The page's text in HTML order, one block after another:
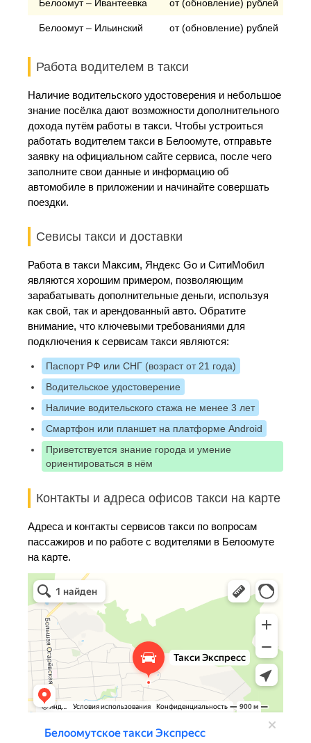
Белоомут – Ивантеевка от (обновление) рублей
Белоомут – Ильинский от (обновление) рублей
Работа водителем в такси
Наличие водительского удостоверения и небольшое
знание посёлка дают возможности дополнительного
дохода путём работы в такси. Чтобы устроиться
работать водителем такси в Белоомуте, отправьте
заявку на официальном сайте сервиса, после чего
заполните свои данные и информацию об
автомобиле в приложении и начинайте совершать
поездки.
Севисы такси и доставки
Работа в такси Максим, Яндекс Go и СитиМобил
являются хорошим примером, позволяющим
зарабатывать дополнительные деньги, используя
как свой, так и арендованный авто. Обратите
внимание, что ключевыми требованиями для
подключения к сервисам такси являются:
Паспорт РФ или СНГ (возраст от 21 года)
Водительское удостоверение
Наличие водительского стажа не менее 3 лет
Смартфон или планшет на платформе Android
Приветствуется знание города и умение
ориентироваться в нём
Контакты и адреса офисов такси на карте
Адреса и контакты сервисов такси по вопросам
пассажиров и по работе с водителями в Белоомуте
на карте.